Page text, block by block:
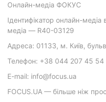
Онлайн-медіа ФОКУС
Ідентифікатор онлайн-медіа
медіа — R40-03129
Адреса: 01133, м. Київ,
Телефон: +38 044 207 45 54
E-mail: info@focus.ua
FOCUS.UA — більше ніж